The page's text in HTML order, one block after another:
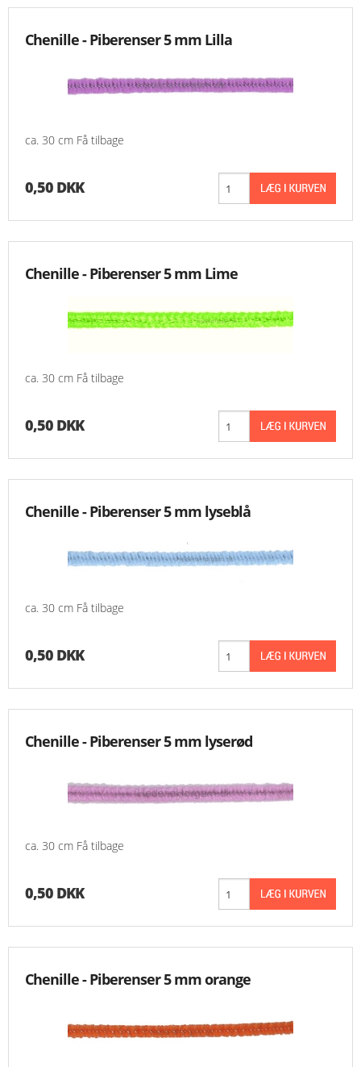
Chenille - Piberenser 5 mm Lilla
ca. 30 cm Få tilbage
0,50 DKK
Chenille - Piberenser 5 mm Lime
ca. 30 cm Få tilbage
0,50 DKK
Chenille - Piberenser 5 mm lyseblå
ca. 30 cm Få tilbage
0,50 DKK
Chenille - Piberenser 5 mm lyserød
ca. 30 cm Få tilbage
0,50 DKK
Chenille - Piberenser 5 mm orange